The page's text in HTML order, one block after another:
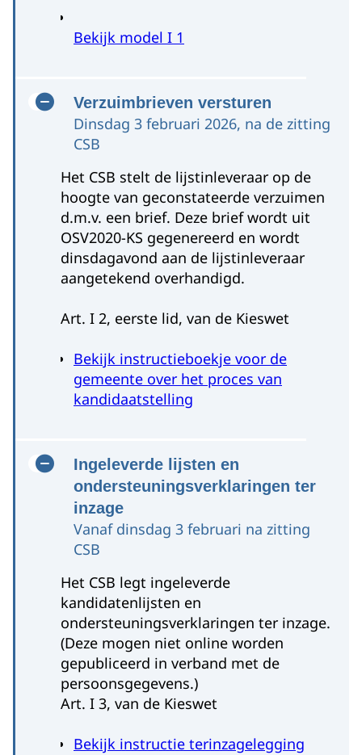
Drenthe
Overijssel
Bekijk video instructie materialen
kandidaatstelling
Bekijk video instructie materialen
kandidaatstelling
Bekijk model H 4
Hoe word jij geïnformeerd dat de
waarborgsom betaald is?
er controleurs zijn om nieuw ingeleverde
documenten te controleren.
gemeente over het proces van
kandidaatstelling
samengevoegde aanduiding boven
Bekijk instructieboekje voor de
gemeente over het proces van
kandidaten op kandidatenlijst
Bekijk model I 1
Verzuimbrieven versturen
Dinsdag 3 februari 2026, na de zitting
CSB
Het CSB stelt de lijstinleveraar op de
hoogte van geconstateerde verzuimen
d.m.v. een brief. Deze brief wordt uit
OSV2020-KS gegenereerd en wordt
dinsdagavond aan de lijstinleveraar
aangetekend overhandigd.
Art. I 2, eerste lid, van de Kieswet
Bekijk instructieboekje voor de
gemeente over het proces van
kandidaatstelling
Ingeleverde lijsten en
ondersteuningsverklaringen ter
inzage
Vanaf dinsdag 3 februari na zitting
CSB
Het CSB legt ingeleverde
kandidatenlijsten en
ondersteuningsverklaringen ter inzage.
(Deze mogen niet online worden
gepubliceerd in verband met de
persoonsgegevens.)
Art. I 3, van de Kieswet
Bekijk instructie terinzagelegging